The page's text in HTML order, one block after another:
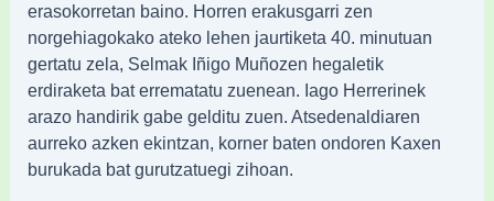
erasokorretan baino. Horren erakusgarri zen
norgehiagokako ateko lehen jaurtiketa 40. minutuan
gertatu zela, Selmak Iñigo Muñozen hegaletik
erdiraketa bat errematatu zuenean. Iago Herrerinek
arazo handirik gabe gelditu zuen. Atsedenaldiaren
aurreko azken ekintzan, korner baten ondoren Kaxen
burukada bat gurutzatuegi zihoan.